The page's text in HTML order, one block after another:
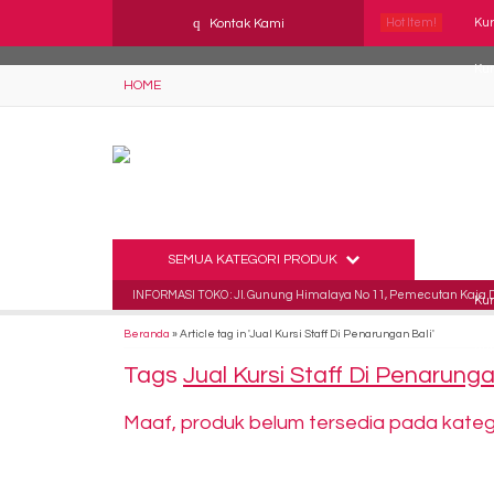
q Kontak Kami Hot Item!
HOME
SEMUA KATEGORI PRODUK
INFORMASI TOKO : Jl. Gunung Himalaya No 11, Pemecutan Kaja
Beranda » Article tag in 'Jual Kursi Staff Di Penarungan Bali'
Tags Jual Kursi Staff Di
Maaf, produk belum tersedia pada